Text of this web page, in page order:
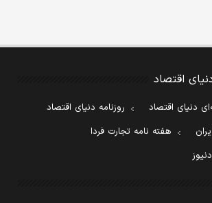
اقتصاد
دنیای اقتصاد
روزنامه دنیای اقتصاد
هفته نامه تجارت فردا